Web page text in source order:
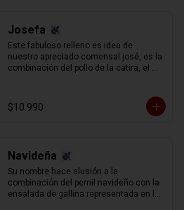
Josefa
Este fabuloso relleno es idea de
nuestro apreciado comensal josé, es la
combinación del pollo de la catira, el
$10.990
Navideña
Su nombre hace alusión a la
combinación del pernil navideño con la
ensalada de gallina representada en la